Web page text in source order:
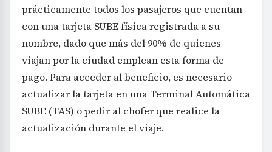
prácticamente todos los pasajeros que cuentan
con una tarjeta SUBE física registrada a su
nombre, dado que más del 90% de quienes
viajan por la ciudad emplean esta forma de
pago. Para acceder al beneficio, es necesario
actualizar la tarjeta en una Terminal Automática
SUBE (TAS) o pedir al chofer que realice la
actualización durante el viaje.